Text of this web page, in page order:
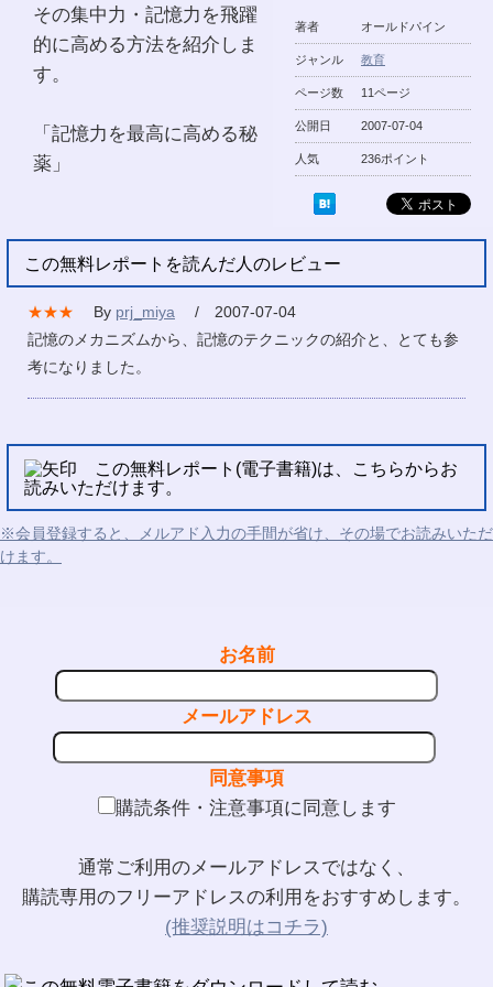
著者 オールドパイン
ジャンル 教育
ページ数 11ページ
公開日 2007-07-04
人気 236ポイント
その集中力・記憶力を飛躍
的に高める方法を紹介しま
す。
「記憶力を最高に高める秘
薬」
この無料レポートを読んだ人のレビュー
★★★ By prj_miya
/ 2007-07-04
記憶のメカニズムから、記憶のテクニックの紹介と、とても参
考になりました。
この無料レポート(電子書籍)は、こちらからお
読みいただけます。
※会員登録すると、メルアド入力の手間が省け、その場でお読みいただ
けます。
お名前
メールアドレス
同意事項
購読条件・注意事項に同意します
通常ご利用のメールアドレスではなく、
購読専用のフリーアドレスの利用をおすすめします。
(推奨説明はコチラ)